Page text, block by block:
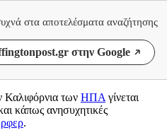
στα αποτελέσματα αναζήτησης
στην Google
Καλιφόρνια των ΗΠΑ γίνεται
κάπως ανησυχητικές
.